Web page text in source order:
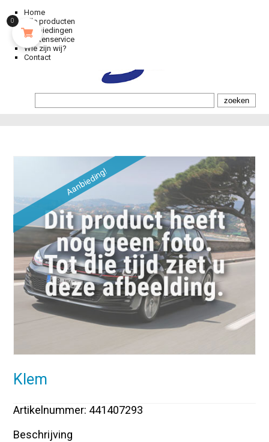
Home
Alle producten
Aanbiedingen
Klantenservice
Wie zijn wij?
Contact
Aanbieding!
Klem
Artikelnummer: 441407293
Beschrijving
0